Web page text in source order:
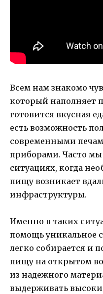
Всем нам знакомо
который наполняет
готовится вкусная
есть возможность
современными
приборами. Часто мы
ситуациях, когда
пищу возникает
инфраструктуры.
Именно в таких
помощь уникальное
легко собирается и
пищу на открытом
из надежного
выдерживать